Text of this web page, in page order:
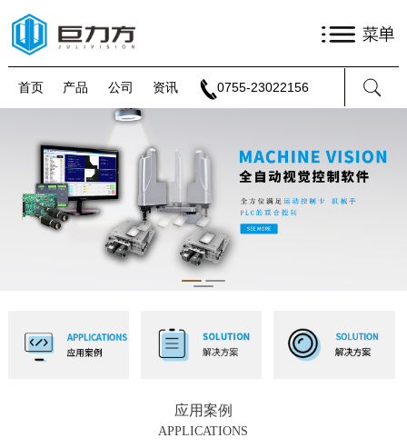
首页 产品 公司 资讯 0755-23022156
应用案例
APPLICATIONS